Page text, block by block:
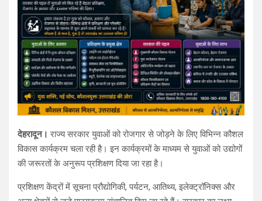
देहरादून। राज्य सरकार युवाओं को रोजगार से जोड़ने के लिए विभिन्न कौशल
विकास कार्यक्रम चला रही है। इन कार्यक्रमों के माध्यम से युवाओं को उद्योगों
की जरूरतों के अनुरूप प्रशिक्षण दिया जा रहा है।
प्रशिक्षण केंद्रों में सूचना प्रौद्योगिकी, पर्यटन, आतिथ्य, इलेक्ट्रॉनिक्स और